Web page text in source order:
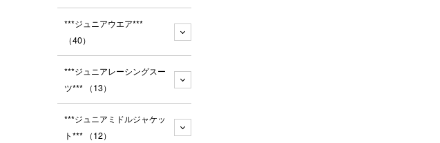
***ジュニアウエア***
（40）
***ジュニアレーシングスー
ツ*** （13）
***ジュニアミドルジャケッ
ト*** （12）